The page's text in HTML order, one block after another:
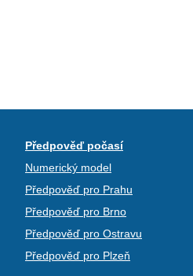
Předpověď počasí
Numerický model
Předpověď pro Prahu
Předpověď pro Brno
Předpověď pro Ostravu
Předpověď pro Plzeň